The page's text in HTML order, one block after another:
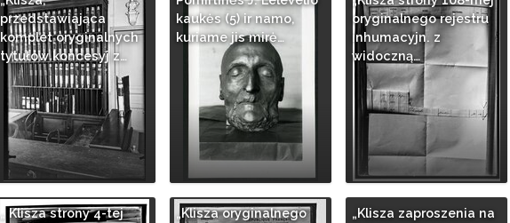
przedstawiająca
komplet oryginalnych
tytułów koncesyj z…
kaukės (5) ir namo,
kuriame jis mirė…
oryginalnego rejestru
inhumacyjn. z
widoczną…
„ Klisza strony 4-tej
„Klisza oryginalnego
„Klisza zaproszenia na